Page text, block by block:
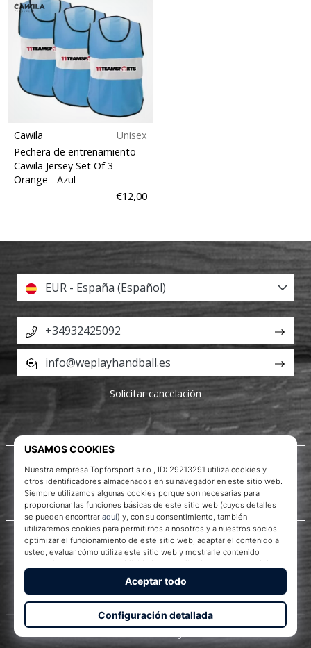
Cawila
Unisex
Pechera de entrenamiento
Cawila Jersey Set Of 3
Orange - Azul
€12,00
WePlayHandball.es
Acerca de nosotros
Servicio al cliente
EUR - España (Español)
+34932425092
info@weplayhandball.es
Solicitar cancelación